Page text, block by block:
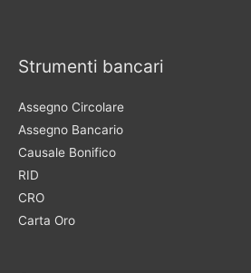
Strumenti bancari
Assegno Circolare
Assegno Bancario
Causale Bonifico
RID
CRO
Carta Oro